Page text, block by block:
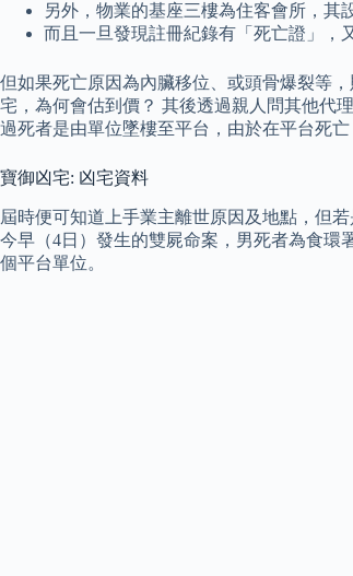
另外，物業的基座三樓為住客會所，其
而且一旦發現註冊紀錄有「死亡證」，
但如果死亡原因為內臟移位、或頭骨爆裂等
宅，為何會估到價？ 其後透過親人問其他代
過死者是由單位墜樓至平台，由於在平台死
寶御凶宅: 凶宅資料
屆時便可知道上手業主離世原因及地點，但
今早（4日）發生的雙屍命案，男死者為食環
個平台單位。